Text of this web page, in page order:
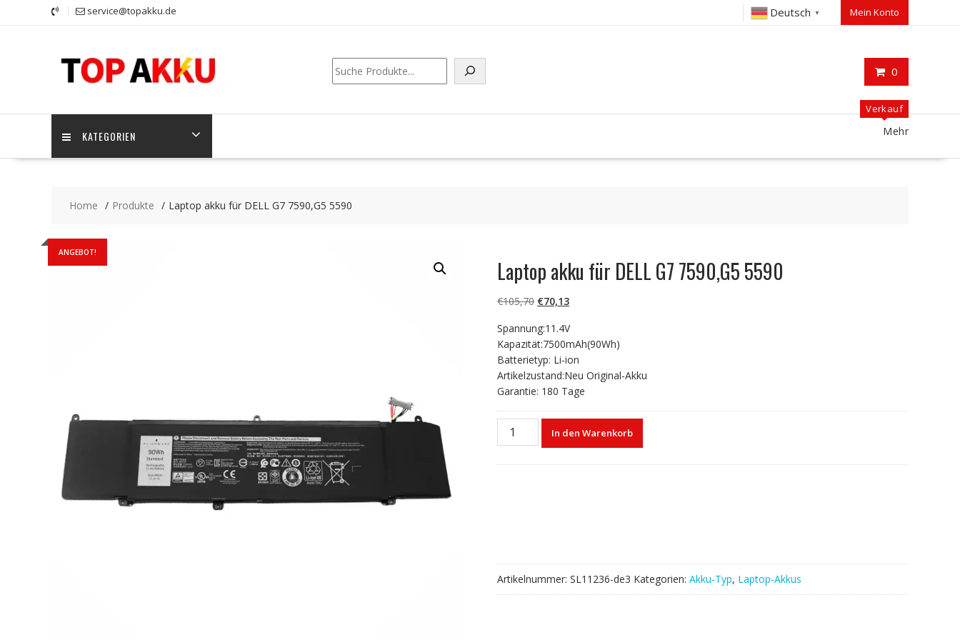
service@topakku.de Deutsch ▼ Mein Konto
0
Suchen
KATEGORIEN
Verkauf
Mehr
Home Produkte Laptop akku für DELL G7 7590,G5 5590
ANGEBOT!
Laptop akku für DELL G7 7590,G5 5590
€105,70 Ursprünglicher
war:
€105,70
€70,13Aktueller
ist:
€70,13.
Spannung:11.4V
Kapazität:7500mAh(90Wh)
Batterietyp: Li-ion
Artikelzustand:Neu Original-Akku
Garantie: 180 Tage
Laptop
akku
In den Warenkorb
Artikelnummer: SL11236-de3 Kategorien: Akku-Typ, Laptop-Akkus